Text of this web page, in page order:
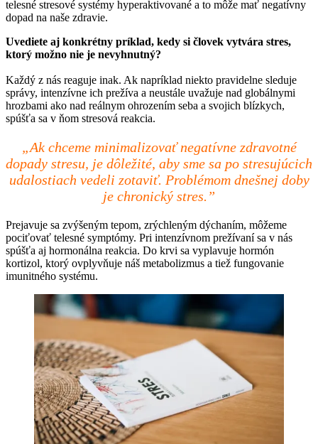
telesné stresové systémy hyperaktivované a to môže mať negatívny
dopad na naše zdravie.
Uvediete aj konkrétny príklad, kedy si človek vytvára stres,
ktorý možno nie je nevyhnutný?
Každý z nás reaguje inak. Ak napríklad niekto pravidelne sleduje
správy, intenzívne ich prežíva a neustále uvažuje nad globálnymi
hrozbami ako nad reálnym ohrozením seba a svojich blízkych,
spúšťa sa v ňom stresová reakcia.
„Ak chceme minimalizovať negatívne zdravotné
dopady stresu, je dôležité, aby sme sa po stresujúcich
udalostiach vedeli zotaviť. Problémom dnešnej doby
je chronický stres.”
Prejavuje sa zvýšeným tepom, zrýchleným dýchaním, môžeme
pociťovať telesné symptómy. Pri intenzívnom prežívaní sa v nás
spúšťa aj hormonálna reakcia. Do krvi sa vyplavuje hormón
kortizol, ktorý ovplyvňuje náš metabolizmus a tiež fungovanie
imunitného systému.